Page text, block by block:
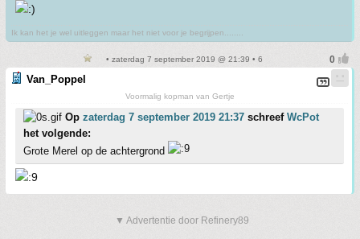
Ik kan het je wel uitleggen maar het niet voor je begrijpen........
• zaterdag 7 september 2019 @ 21:39 • 6
Van_Poppel
Voormalig kopman van Gertje
Op zaterdag 7 september 2019 21:37 schreef WcPot
het volgende:
Grote Merel op de achtergrond
▼ Advertentie door Refinery89